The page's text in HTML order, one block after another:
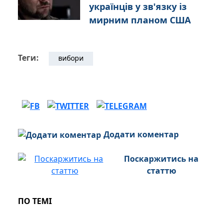
українців у зв'язку із
мирним планом США
Теги: вибори
Додати коментар
Поскаржитись на
статтю
ПО ТЕМІ